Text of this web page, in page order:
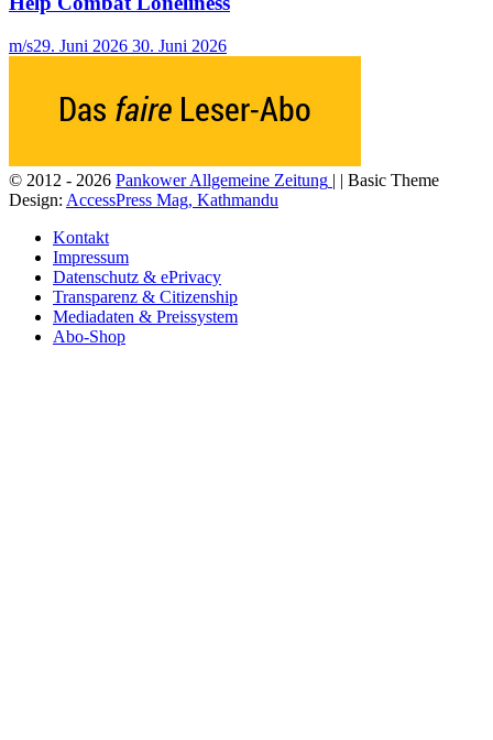
m/s29. Juni 2026 30. Juni 2026
© 2012 - 2026 Pankower Allgemeine Zeitung | | Basic Theme
Design: AccessPress Mag, Kathmandu
Kontakt
Impressum
Datenschutz & ePrivacy
Transparenz & Citizenship
Mediadaten & Preissystem
Abo-Shop